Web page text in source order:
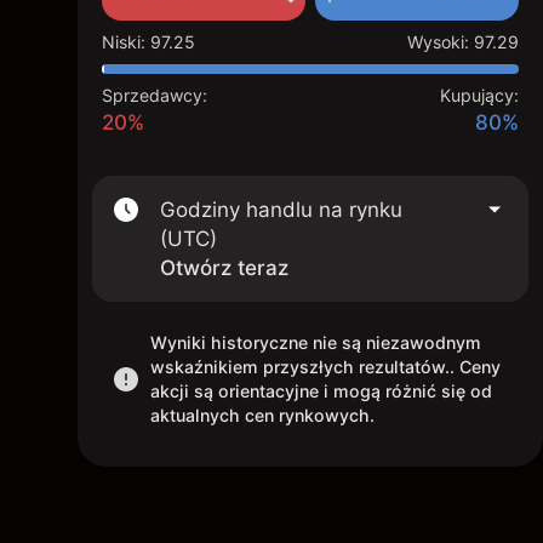
Niski: 97.25 Wysoki: 97.29
Sprzedawcy:
20%
Kupujący:
80%
Godziny handlu na rynku
(UTC)
Otwórz teraz
Wyniki historyczne nie są niezawodnym
wskaźnikiem przyszłych rezultatów.. Ceny
akcji są orientacyjne i mogą różnić się od
aktualnych cen rynkowych.